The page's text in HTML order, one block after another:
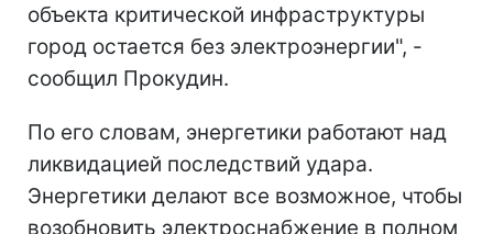
объекта критической инфраструктуры
город остается без электроэнергии", -
сообщил Прокудин.
По его словам, энергетики работают над
ликвидацией последствий удара.
Энергетики делают все возможное, чтобы
возобновить электроснабжение в полном